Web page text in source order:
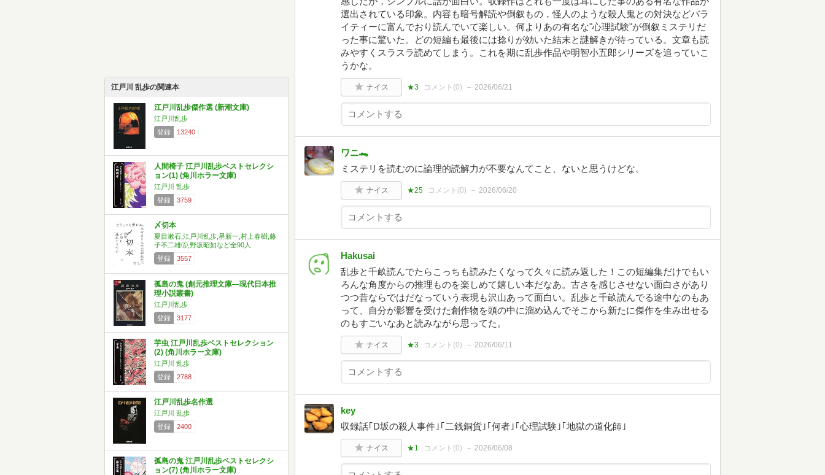
江戸川 乱歩の関連本
江戸川乱歩傑作選 (新潮文庫)
江戸川乱歩
登録
13240
人間椅子 江戸川乱歩ベストセレクシ
ョン(1) (角川ホラー文庫)
江戸川 乱歩
登録
3759
〆切本
夏目漱石,江戸川乱歩,星新一,村上春樹,藤
子不二雄Ⓐ,野坂昭如など全90人
登録
3557
孤島の鬼 (創元推理文庫―現代日本推
理小説叢書)
江戸川乱歩
登録
3177
芋虫 江戸川乱歩ベストセレクション
(2) (角川ホラー文庫)
江戸川 乱歩
登録
2788
江戸川乱歩名作選
江戸川 乱歩
登録
2400
孤島の鬼 江戸川乱歩ベストセレクシ
ョン(7) (角川ホラー文庫)
選出されている印象。内容も暗号解読や倒叙もの，怪人のような殺人鬼との対決などバラ
イティーに富んでおり読んでいて楽しい。何よりあの有名な"心理試験"が倒叙ミステリだ
った事に驚いた。どの短編も最後には捻りが効いた結末と謎解きが待っている。文章も読
みやすくスラスラ読めてしまう。これを期に乱歩作品や明智小五郎シリーズを追っていこ
うかな。
ナイス ★3 コメント(0) 2026/06/21
ワニ🐊
ミステリを読むのに論理的読解力が不要なんてこと、ないと思うけどな。
ナイス ★25 コメント(0) 2026/06/20
Hakusai
乱歩と千畝読んでたらこっちも読みたくなって久々に読み返した！この短編集だけでもい
ろんな角度からの推理ものを楽しめて嬉しい本だなあ。古さを感じさせない面白さがあり
つつ昔ならではだなっていう表現も沢山あって面白い。乱歩と千畝読んでる途中なのもあ
って、自分が影響を受けた創作物を頭の中に溜め込んでそこから新たに傑作を生み出せる
のもすごいなあと読みながら思ってた。
ナイス ★3 コメント(0) 2026/06/11
key
収録話｢D坂の殺人事件｣｢二銭銅貨｣｢何者｣｢心理試験｣｢地獄の道化師｣
ナイス ★1 コメント(0) 2026/06/08